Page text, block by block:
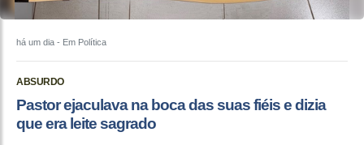
há um dia - Em Política
ABSURDO
Pastor ejaculava na boca das suas fiéis e dizia
que era leite sagrado